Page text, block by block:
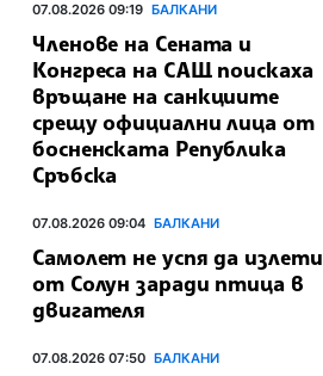
07.08.2026 09:19 БАЛКАНИ
Членове на Сената и
Конгреса на САЩ поискаха
връщане на санкциите
срещу официални лица от
босненската Република
Сръбска
07.08.2026 09:04 БАЛКАНИ
Самолет не успя да излети
от Солун заради птица в
двигателя
07.08.2026 07:50 БАЛКАНИ